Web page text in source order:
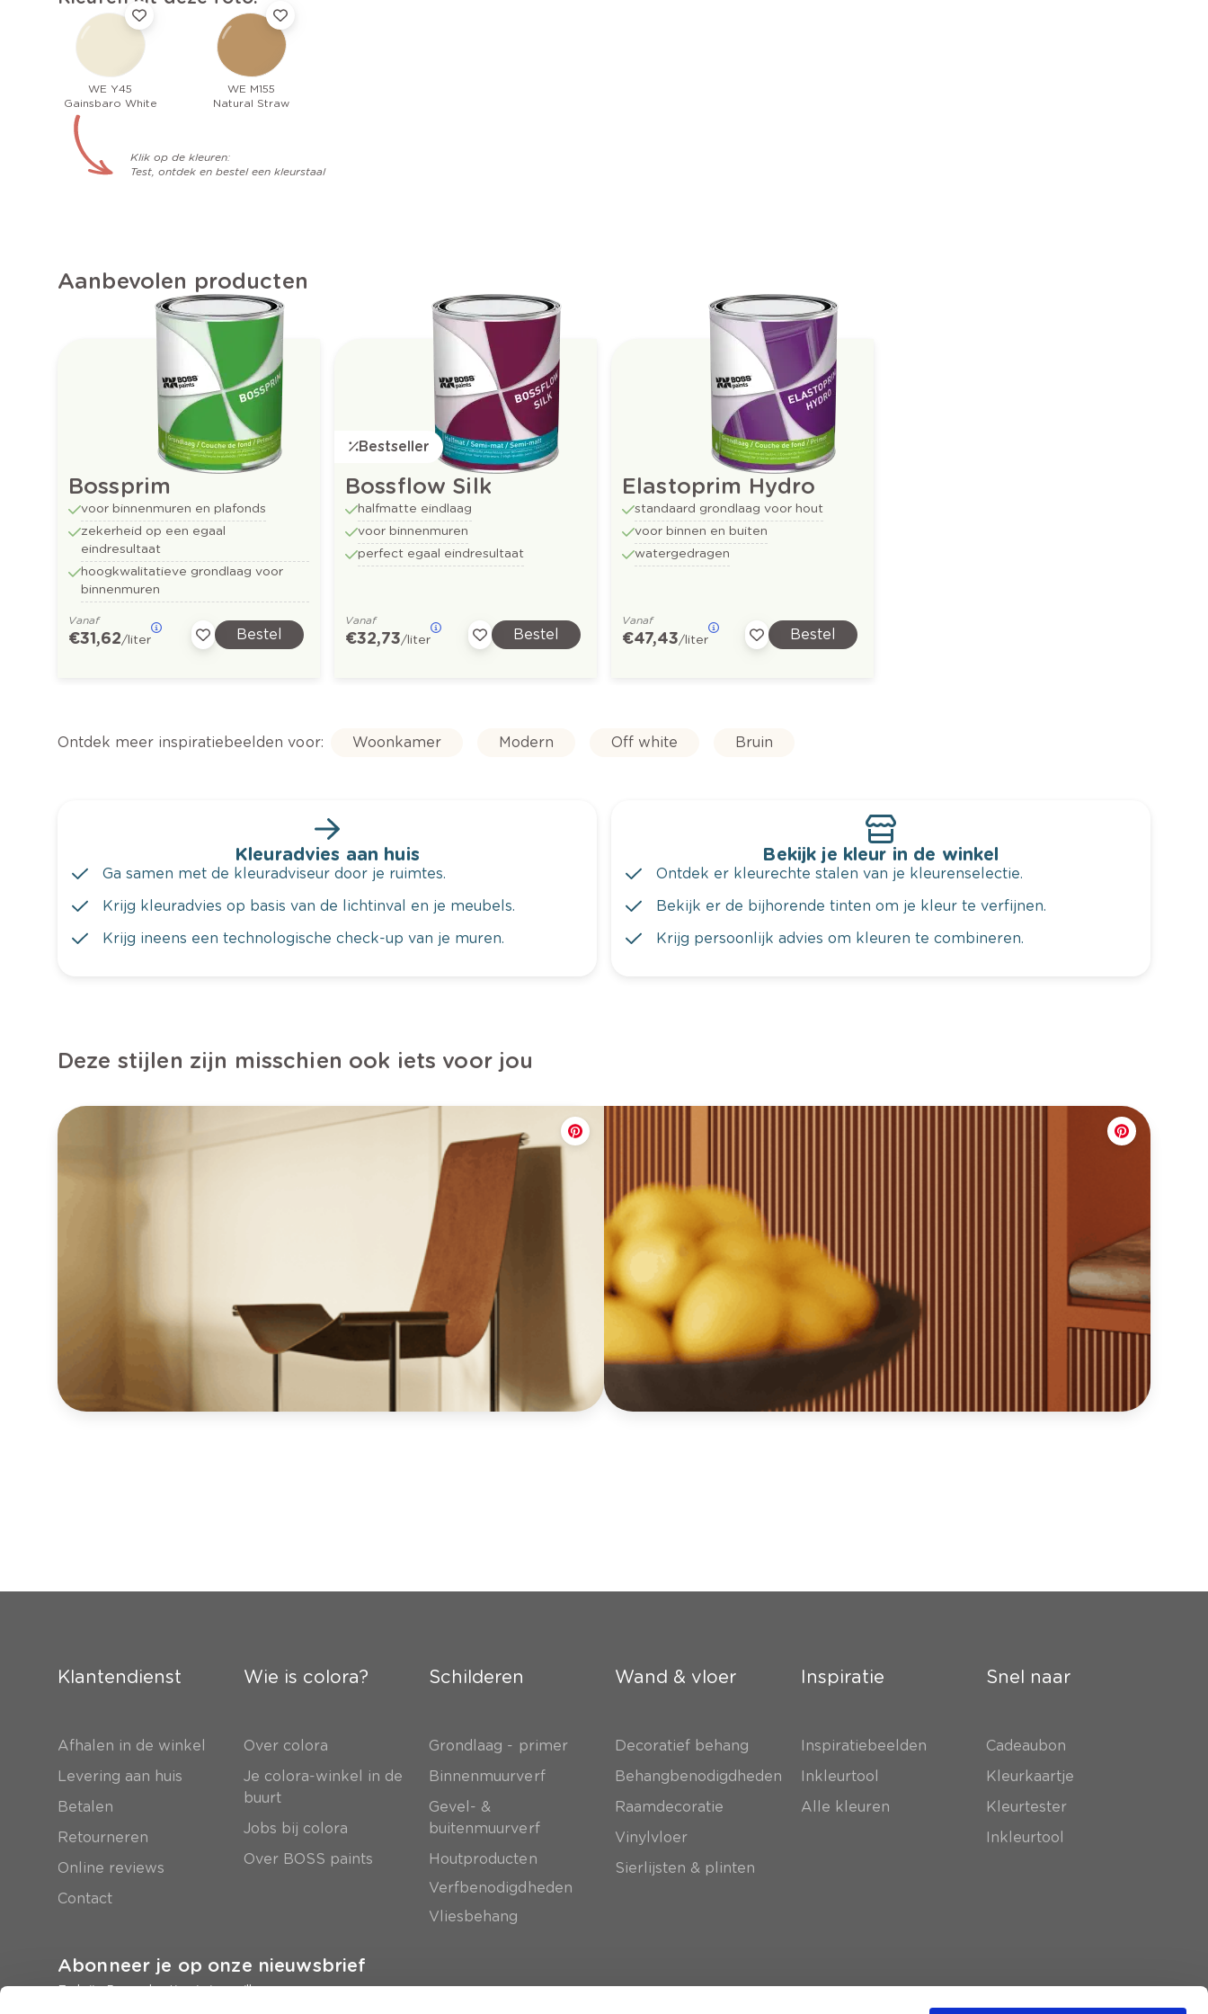
WE Y45
Gainsbaro White
WE M155
Natural Straw
Klik op de kleuren:
Test, ontdek en bestel een kleurstaal
Aanbevolen producten
Bossprim
voor binnenmuren en plafonds
zekerheid op een egaal
eindresultaat
hoogkwalitatieve grondlaag voor
binnenmuren
Vanaf
€ 31,62/liter Bestel
Bestseller
Bossflow Silk
halfmatte eindlaag
voor binnenmuren
perfect egaal eindresultaat
Vanaf
€ 32,73/liter Bestel
Elastoprim Hydro
standaard grondlaag voor hout
voor binnen en buiten
watergedragen
Vanaf
€ 47,43/liter Bestel
Ontdek meer inspiratiebeelden voor: Woonkamer Modern Off white Bruin
Kleuradvies aan huis
Ga samen met de kleuradviseur door je ruimtes.
Krijg kleuradvies op basis van de lichtinval en je meubels.
Krijg ineens een technologische check-up van je muren.
Bekijk je kleur in de winkel
Ontdek er kleurechte stalen van je kleurenselectie.
Bekijk er de bijhorende tinten om je kleur te verfijnen.
Krijg persoonlijk advies om kleuren te combineren.
Deze stijlen zijn misschien ook iets voor jou
Klantendienst
Afhalen in de winkel
Levering aan huis
Betalen
Retourneren
Online reviews
Contact
Wie is colora?
Over colora
Je colora-winkel in de
buurt
Jobs bij colora
Over BOSS paints
Schilderen
Grondlaag - primer
Binnenmuurverf
Gevel- &
buitenmuurverf
Houtproducten
Verfbenodigdheden
Vliesbehang
Wand & vloer
Decoratief behang
Behangbenodigdheden
Raamdecoratie
Vinylvloer
Sierlijsten & plinten
Inspiratie
Inspiratiebeelden
Inkleurtool
Alle kleuren
Snel naar
Cadeaubon
Kleurkaartje
Kleurtester
Inkleurtool
Abonneer je op onze nieuwsbrief
En krijg 5 euro korting in je mailbox